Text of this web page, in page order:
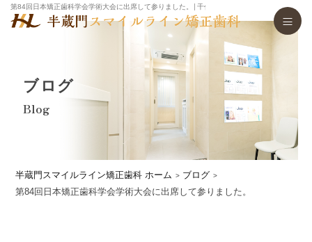
第84回日本矯正歯科学会学術大会に出席して参りました。│千代田区で舌側矯正・マウスピー
ブログ
Blog
半蔵門スマイルライン矯正歯科 ホーム
ブログ
第84回日本矯正歯科学会学術大会に出席して参りました。